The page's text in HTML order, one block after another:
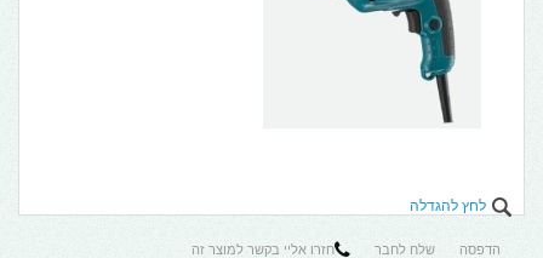
לחץ להגדלה
הדפסה שלח לחבר חזרו אליי בקשר למוצר זה